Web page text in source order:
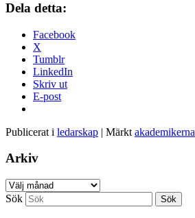
Dela detta:
Facebook
X
Tumblr
LinkedIn
Skriv ut
E-post
Publicerat i ledarskap | Märkt akademikerna
Arkiv
Arkiv
Sök